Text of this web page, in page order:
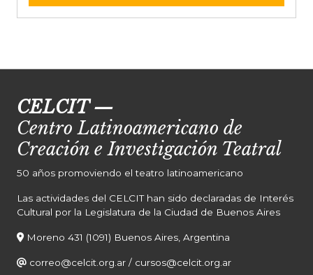
CELCIT—
Centro Latinoamericano de
Creación e Investigación Teatral
50 años promoviendo el teatro latinoamericano
Las actividades del CELCIT han sido declaradas de Interés
Cultural por la Legislatura de la Ciudad de Buenos Aires
Moreno 431 (1091) Buenos Aires, Argentina
correo@celcit.org.ar / cursos@celcit.org.ar